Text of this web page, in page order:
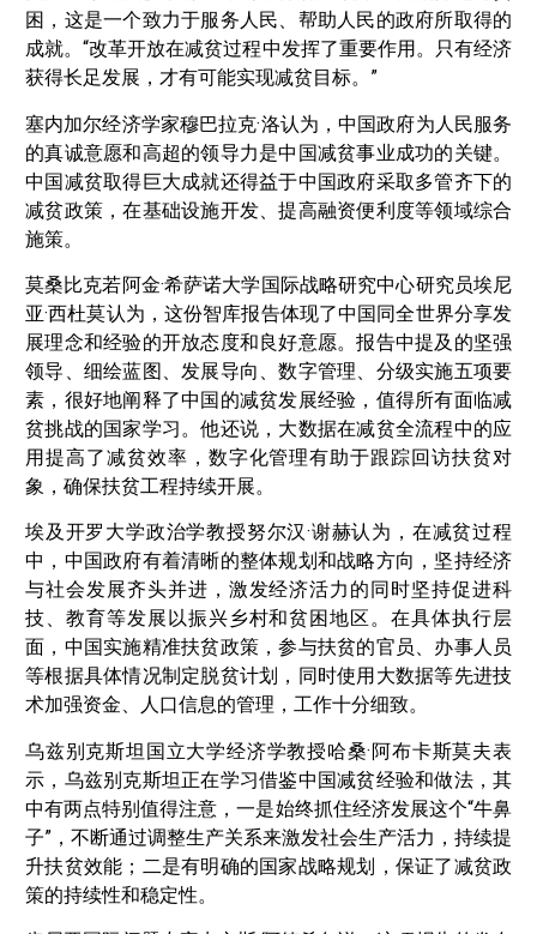
困，这是一个致力于服务人民、帮助人民的政府所取得的
成就。“改革开放在减贫过程中发挥了重要作用。只有经济
获得长足发展，才有可能实现减贫目标。”
塞内加尔经济学家穆巴拉克·洛认为，中国政府为人民服务
的真诚意愿和高超的领导力是中国减贫事业成功的关键。
中国减贫取得巨大成就还得益于中国政府采取多管齐下的
减贫政策，在基础设施开发、提高融资便利度等领域综合
施策。
莫桑比克若阿金·希萨诺大学国际战略研究中心研究员埃尼
亚·西杜莫认为，这份智库报告体现了中国同全世界分享发
展理念和经验的开放态度和良好意愿。报告中提及的坚强
领导、细绘蓝图、发展导向、数字管理、分级实施五项要
素，很好地阐释了中国的减贫发展经验，值得所有面临减
贫挑战的国家学习。他还说，大数据在减贫全流程中的应
用提高了减贫效率，数字化管理有助于跟踪回访扶贫对
象，确保扶贫工程持续开展。
埃及开罗大学政治学教授努尔汉·谢赫认为，在减贫过程
中，中国政府有着清晰的整体规划和战略方向，坚持经济
与社会发展齐头并进，激发经济活力的同时坚持促进科
技、教育等发展以振兴乡村和贫困地区。在具体执行层
面，中国实施精准扶贫政策，参与扶贫的官员、办事人员
等根据具体情况制定脱贫计划，同时使用大数据等先进技
术加强资金、人口信息的管理，工作十分细致。
乌兹别克斯坦国立大学经济学教授哈桑·阿布卡斯莫夫表
示，乌兹别克斯坦正在学习借鉴中国减贫经验和做法，其
中有两点特别值得注意，一是始终抓住经济发展这个“牛鼻
子”，不断通过调整生产关系来激发社会生产活力，持续提
升扶贫效能；二是有明确的国家战略规划，保证了减贫政
策的持续性和稳定性。